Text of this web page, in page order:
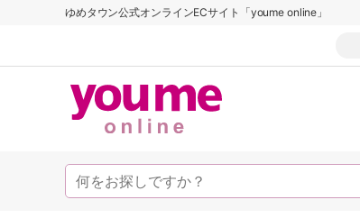
ゆめタウン公式オンラインECサイト「youme online」